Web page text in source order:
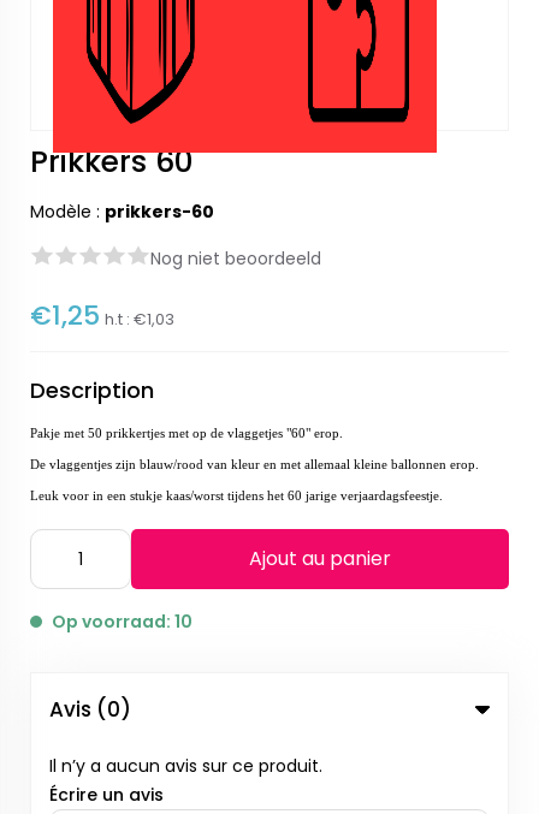
Prikkers 60
Modèle : prikkers-60
Nog niet beoordeeld
€1,25 h.t : €1,03
Description
Pakje met 50 prikkertjes met op de vlaggetjes "60" erop.
De vlaggentjes zijn blauw/rood van kleur en met allemaal kleine ballonnen erop.
Leuk voor in een stukje kaas/worst tijdens het 60 jarige verjaardagsfeestje.
Ajout au panier
Op voorraad: 10
Avis (0)
Il n’y a aucun avis sur ce produit.
Écrire un avis